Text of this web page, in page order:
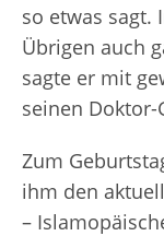
so etwas sagt.
Übrigen auch
sagte er mit
seinen Doktor-
Zum
ihm den
–